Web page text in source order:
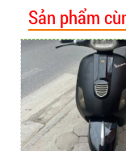
Sản phẩm